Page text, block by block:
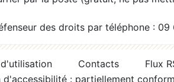
des droits par téléphone :
Contacts
Flux
d'accessibilité : partiellement